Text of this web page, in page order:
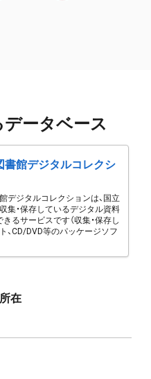
ータベース
書館デジタルコレクシ
デジタルコレクションは、国立
集・保存しているデジタル資料
きるサービスです（収集・保存し
、CD/DVD等のパッケージソフ
在